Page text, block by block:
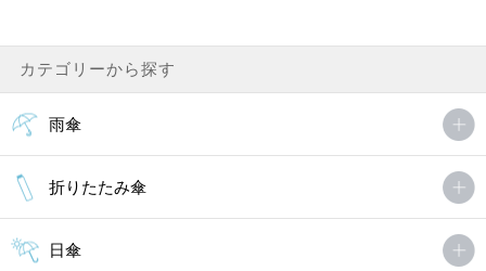
カテゴリーから探す
雨傘
折りたたみ傘
日傘